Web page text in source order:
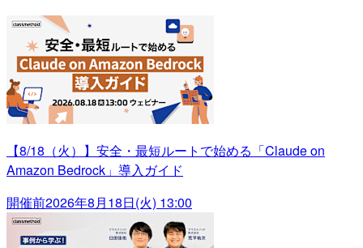
【8/18（火）】安全・最短ルートで始める「Claude on
Amazon Bedrock」導入ガイド
開催前2026年8月18日(火) 13:00